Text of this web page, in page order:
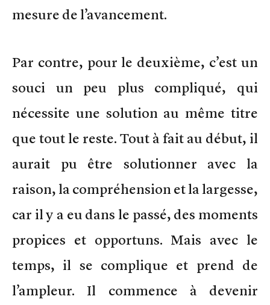
mesure de l’avancement.
Par contre, pour le deuxième, c’est un
souci un peu plus compliqué, qui
nécessite une solution au même titre
que tout le reste. Tout à fait au début, il
aurait pu être solutionner avec la
raison, la compréhension et la largesse,
car il y a eu dans le passé, des moments
propices et opportuns. Mais avec le
temps, il se complique et prend de
l’ampleur. Il commence à devenir